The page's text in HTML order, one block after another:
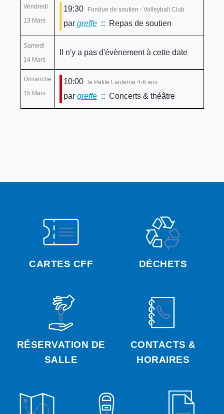
CARTES CFF DÉCHETS
RÉSERVATION DE
SALLE
CONTACTS &
HORAIRES
Vendredi
13 Mars
19:30 Fondue de soutien - Volleyball Club
par greffe:: Repas de soutien
Samedi
14 Mars
Il n'y a pas d'évènement à cette date
Dimanche
15 Mars
10:00 la Petite Lanterne 4-6 ans
par greffe:: Concerts & théâtre